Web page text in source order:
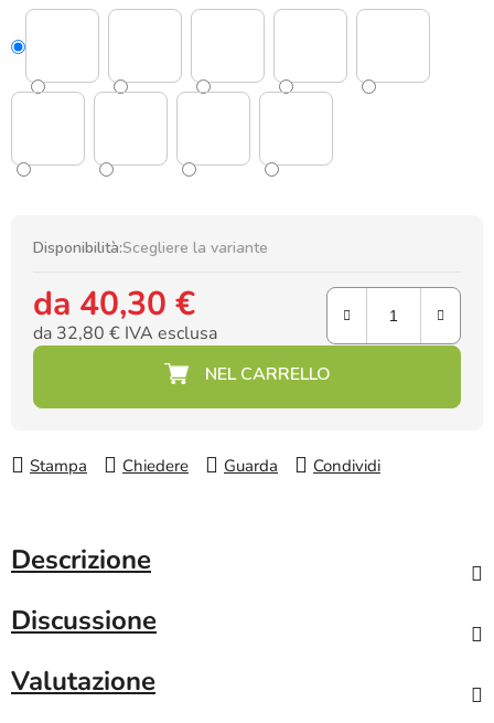
Disponibilità:Scegliere la variante
da 40,30 €
da 32,80 € IVA esclusa
Prezzo della misura:
Stampa Chiedere Guarda Condividi
Descrizione
Discussione
Valutazione